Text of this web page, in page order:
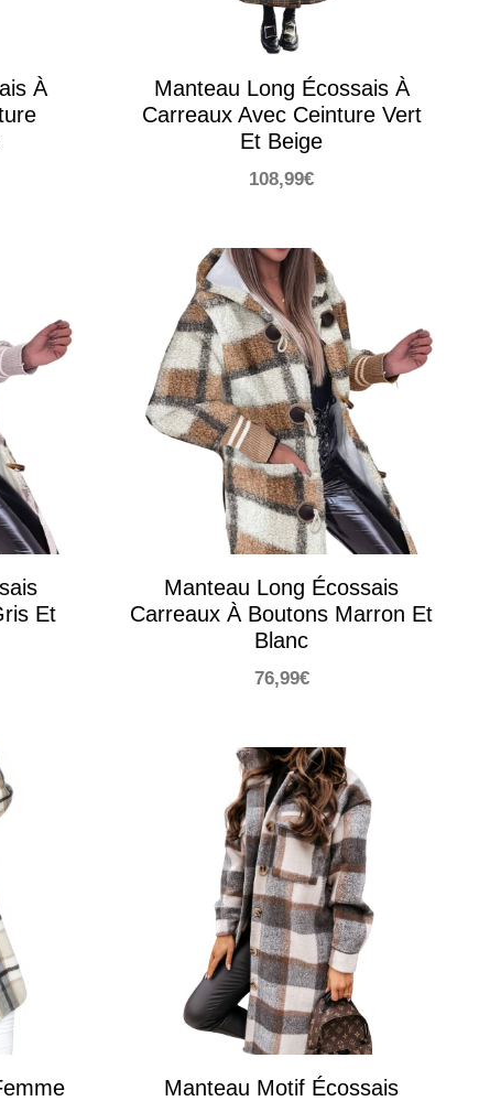
À
Manteau Long Écossais À
Carreaux Avec Ceinture Vert
Et Beige
108,99€
Et
Manteau Long Écossais
Carreaux À Boutons Marron Et
Blanc
76,99€
Manteau Motif Écossais